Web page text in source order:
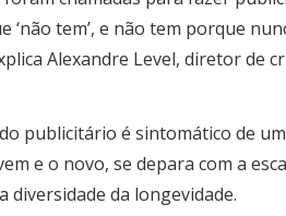
‘não tem’, e não tem porque
Alexandre Level, diretor de
publicitário é sintomático de
e o novo, se depara com a
diversidade da longevidade.